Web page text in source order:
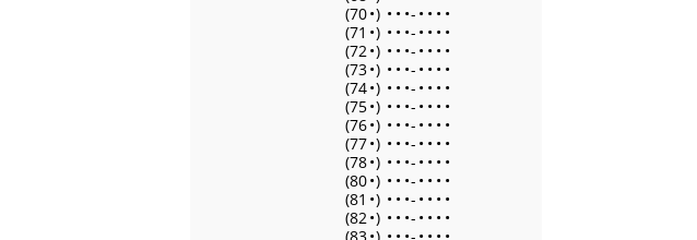
(70•) • • •- • • • •
(71 •) • • •- • • • •
(72•) • • •- • • • •
(73•) • • •- • • • •
(74•) • • •- • • • •
(75•) • • •- • • • •
(76•) • • •- • • • •
(77•) • • •- • • • •
(78•) • • •- • • • •
(80•) • • •- • • • •
(81 •) • • •- • • • •
(82•) • • •- • • • •